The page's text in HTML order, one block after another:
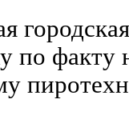
по факту